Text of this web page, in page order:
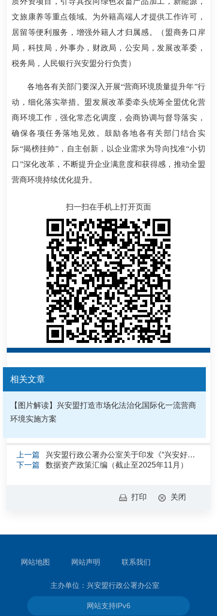
文旅康养等重点领域。为外籍高端人才提供工作许可，
居留等便利服务，增强外籍人才归属感。（盟商务口岸
局，科技局，外事办，财政局，公安局，发展改革委，
税务局，人民银行兴安盟分行负责）
各地各有关部门要深入开展“营商环境质量提升年”行
动，细化落实举措。盟发展改革委牵头统筹全盟优化营
商环境工作，强化常态化调度，会商协调与督导落实，
确保各项任务落地见效。鼓励各地各有关部门结合实
际“揭榜挂帅”，自主创新，以企业需求为导向找准“小切
口”深化改革，不断提升企业满意度和获得感，推动全盟
营商环境持续优化提升。
扫一扫在手机上打开页面
相关文章
【图片解读】兴安盟打造市场化法治化国际化一流营商
环境实施方案
上一篇
兴安盟行政公署办公室关于印发《“兴安好物进北京”消费帮扶工作方案》的通知
下一篇
数据资产政策汇编（截止至2025年11月）
打印 关闭
网站地图 网站声明 联系我们
主办单位：兴安盟行政公署办公室
网站支持IPv6